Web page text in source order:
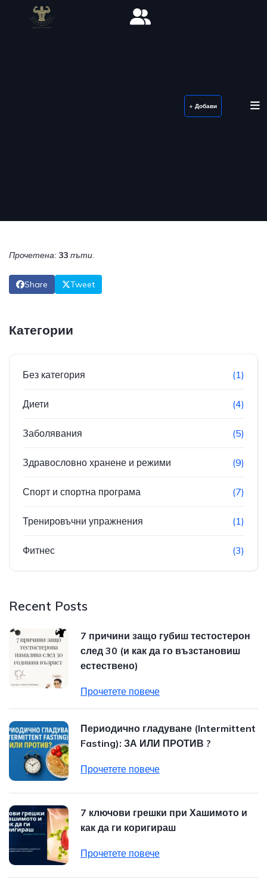
+ Добави
Прочетена: 33 пъти.
Share Tweet
Категории
Без категория (1)
Диети (4)
Заболявания (5)
Здравословно хранене и режими (9)
Спорт и спортна програма (7)
Тренировъчни упражнения (1)
Фитнес (3)
Recent Posts
7 причини защо губиш тестостерон
след 30 (и как да го възстановиш
естествено)
Прочетете повече
Периодично гладуване (Intermittent
Fasting): ЗА ИЛИ ПРОТИВ ?
Прочетете повече
7 ключови грешки при Хашимото и
как да ги коригираш
Прочетете повече